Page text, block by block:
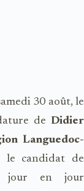
30 août, le
de Didier
Languedoc-
le candidat de
jour en jour